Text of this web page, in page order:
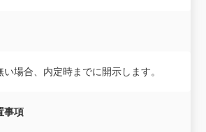
場合、内定時までに開示します。
事項